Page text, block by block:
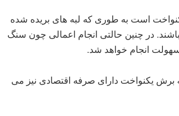
است به طوری که لبه های بریده شده
در چنین حالتی انجام اعمالی چون سنگ
انجام خواهد شد.
برش یکنواخت دارای صرفه اقتصادی نیز می